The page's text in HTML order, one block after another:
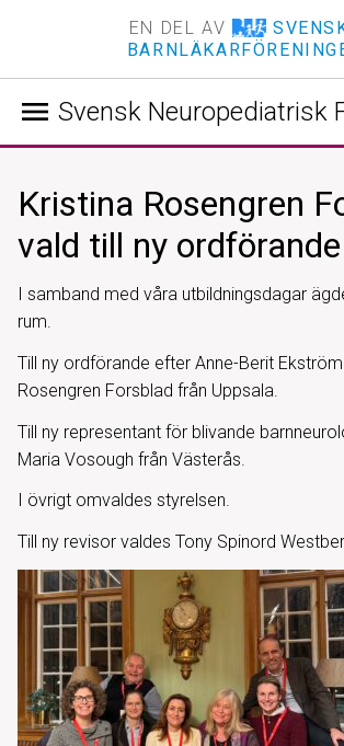
EN DEL AV
Svensk Neuropediatrisk
menu
Kristina Rosengren
vald till ny ordförande
I samband med våra utbildningsdagar
rum.
Till ny ordförande efter Anne-Berit
Rosengren Forsblad från Uppsala.
Till ny representant för blivande
Maria Vosough från Västerås.
I övrigt omvaldes styrelsen.
Till ny revisor valdes Tony Spinord